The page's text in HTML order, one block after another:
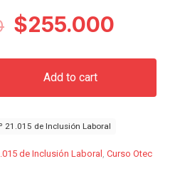
Original
was:
$470.000.
$255.000
is:
Add to cart
de Inclusión Laboral Curso Otec
21.015 de Inclusión Laboral